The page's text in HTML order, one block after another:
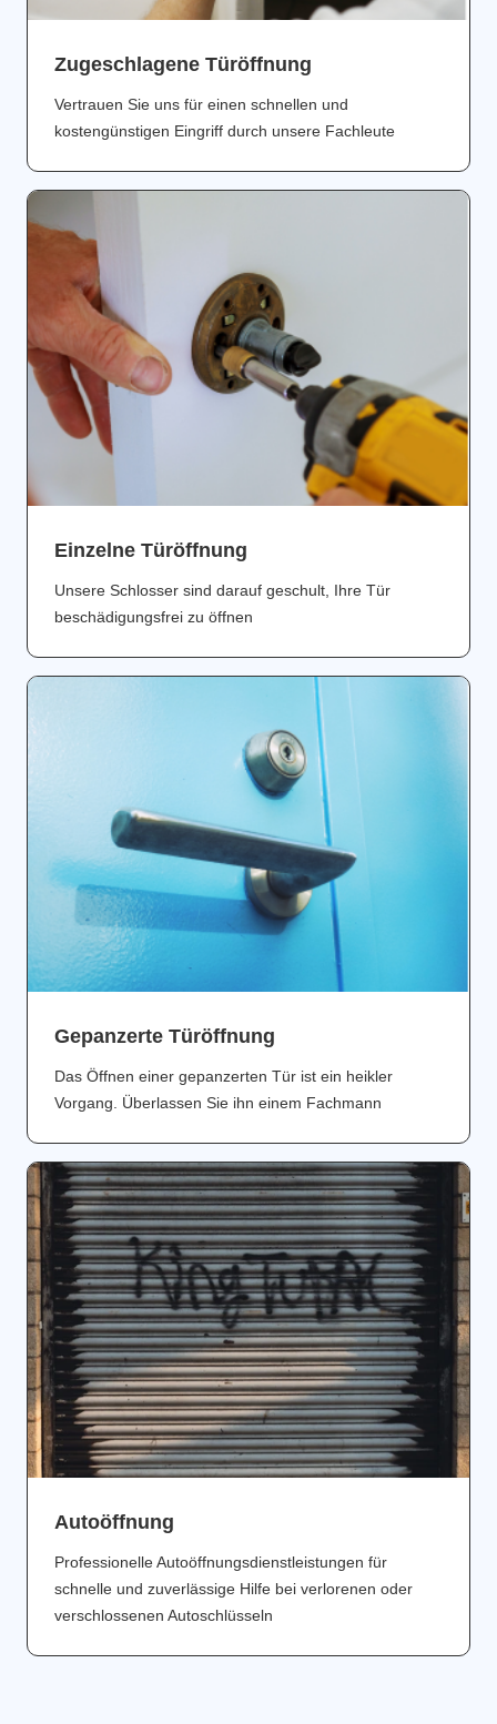
Zugeschlagene Türöffnung
Vertrauen Sie uns für einen schnellen und
kostengünstigen Eingriff durch unsere Fachleute
Einzelne Türöffnung
Unsere Schlosser sind darauf geschult, Ihre Tür
beschädigungsfrei zu öffnen
Gepanzerte Türöffnung
Das Öffnen einer gepanzerten Tür ist ein heikler
Vorgang. Überlassen Sie ihn einem Fachmann
Аutoöffnung
Professionelle Autoöffnungsdienstleistungen für
schnelle und zuverlässige Hilfe bei verlorenen oder
verschlossenen Autoschlüsseln